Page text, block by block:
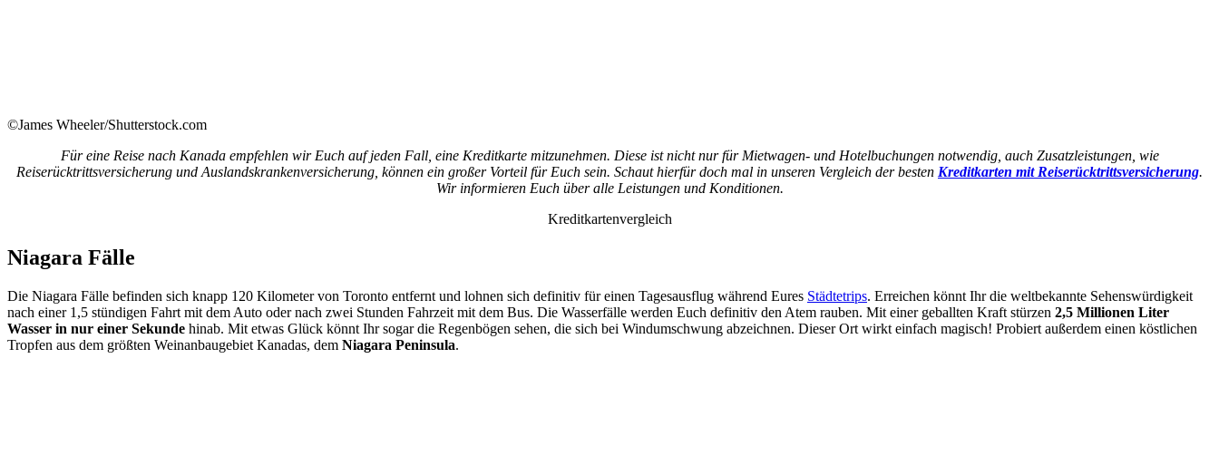
©James Wheeler/Shutterstock.com
Für eine Reise nach Kanada empfehlen wir Euch auf jeden Fall, eine Kreditkarte mitzunehmen. Diese ist nicht nur für Mietwagen- und Hotelbuchungen notwendig, auch Zusatzleistungen, wie
Reiserücktrittsversicherung und Auslandskrankenversicherung, können ein großer Vorteil für Euch sein. Schaut hierfür doch mal in unseren Vergleich der besten Kreditkarten mit Reiserücktrittsversicherung.
Wir informieren Euch über alle Leistungen und Konditionen.
Kreditkartenvergleich
Niagara Fälle
Die Niagara Fälle befinden sich knapp 120 Kilometer von Toronto entfernt und lohnen sich definitiv für einen Tagesausflug während Eures Städtetrips. Erreichen könnt Ihr die weltbekannte Sehenswürdigkeit
nach einer 1,5 stündigen Fahrt mit dem Auto oder nach zwei Stunden Fahrzeit mit dem Bus. Die Wasserfälle werden Euch definitiv den Atem rauben. Mit einer geballten Kraft stürzen 2,5 Millionen Liter
Wasser in nur einer Sekunde hinab. Mit etwas Glück könnt Ihr sogar die Regenbögen sehen, die sich bei Windumschwung abzeichnen. Dieser Ort wirkt einfach magisch! Probiert außerdem einen köstlichen
Tropfen aus dem größten Weinanbaugebiet Kanadas, dem Niagara Peninsula.